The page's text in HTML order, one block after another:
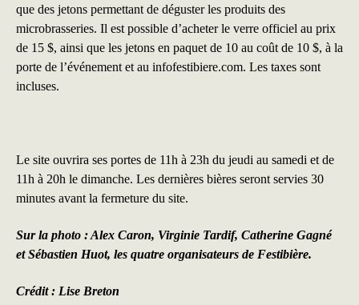
que des jetons permettant de déguster les produits des
microbrasseries. Il est possible d’acheter le verre officiel au prix
de 15 $, ainsi que les jetons en paquet de 10 au coût de 10 $, à la
porte de l’événement et au infofestibiere.com. Les taxes sont
incluses.
Le site ouvrira ses portes de 11h à 23h du jeudi au samedi et de
11h à 20h le dimanche. Les dernières bières seront servies 30
minutes avant la fermeture du site.
Sur la photo : Alex Caron, Virginie Tardif, Catherine Gagné
et Sébastien Huot, les quatre organisateurs de Festibière.
Crédit : Lise Breton